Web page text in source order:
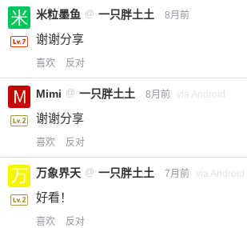
米粒墨鱼 @ 一只胖土土 8月前
谢谢分享
喜欢 反对
Mimi @ 一只胖土土 8月前 via Android
谢谢分享
喜欢 反对
万象界天 @ 一只胖土土 7月前 via Android
好看！
喜欢 反对